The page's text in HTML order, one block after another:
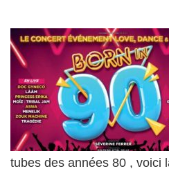
tubes des années 80 , voici